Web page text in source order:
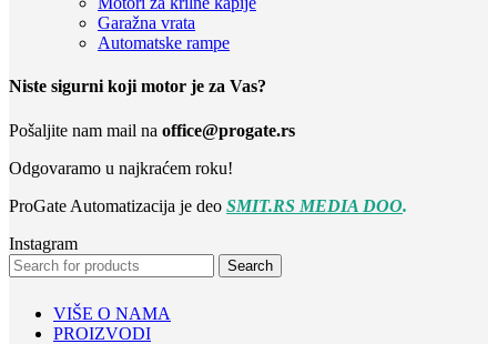
Garažna vrata
Automatske rampe
Niste sigurni koji motor je za Vas?
Pošaljite nam mail na office@progate.rs
Odgovaramo u najkraćem roku!
ProGate Automatizacija je deo SMIT.RS MEDIA DOO.
Instagram
Search
VIŠE O NAMA
PROIZVODI